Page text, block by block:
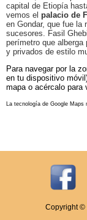
capital de Etiopía
vemos el palacio de
en Gondar, que fue la
sucesores. Fasil
perímetro que
y privados de estilo
Para navegar por la
en tu dispositivo
mapa o acércalo para
La tecnología de Google Maps
Copyright ©